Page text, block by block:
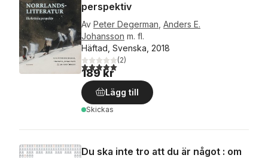
perspektiv
Av Peter Degerman Anders E.
Johansson m. fl.
Häftad, Svenska, 2018
5,0utav 5 stjärnor. Totalt antal röster:
(2)
189 kr
Lägg till
Skickas
Du ska inte tro att du är något : om